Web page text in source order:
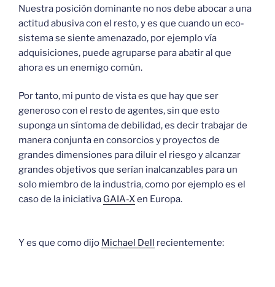
Nuestra posición dominante no nos debe abocar a una
actitud abusiva con el resto, y es que cuando un eco-
sistema se siente amenazado, por ejemplo vía
adquisiciones, puede agruparse para abatir al que
ahora es un enemigo común.
Por tanto, mi punto de vista es que hay que ser
generoso con el resto de agentes, sin que esto
suponga un síntoma de debilidad, es decir trabajar de
manera conjunta en consorcios y proyectos de
grandes dimensiones para diluir el riesgo y alcanzar
grandes objetivos que serían inalcanzables para un
solo miembro de la industria, como por ejemplo es el
caso de la iniciativa GAIA-Xen Europa.
Y es que como dijo Michael Dell recientemente: